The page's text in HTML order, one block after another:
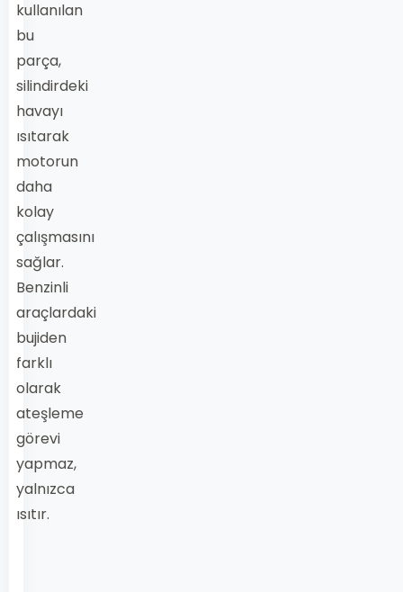
kullanılan
bu
parça,
silindirdeki
havayı
ısıtarak
motorun
daha
kolay
çalışmasını
sağlar.
Benzinli
araçlardaki
bujiden
farklı
olarak
ateşleme
görevi
yapmaz,
yalnızca
ısıtır.